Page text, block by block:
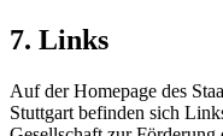
7. Links
Auf der Homepage des
Stuttgart befinden sich